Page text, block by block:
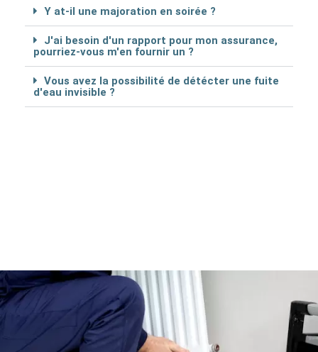
Y at-il une majoration en soirée ?
J'ai besoin d'un rapport pour mon assurance,
pourriez-vous m'en fournir un ?
Vous avez la possibilité de détécter une fuite
d'eau invisible ?